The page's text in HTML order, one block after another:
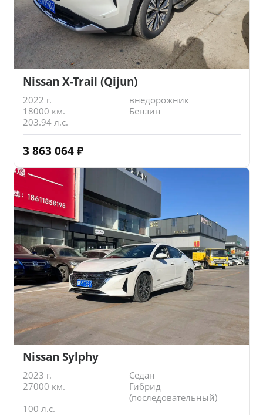
Nissan X-Trail (Qijun)
2022 г.
внедорожник
18000 км.
Бензин
203.94 л.с.
3 863 064 ₽
Nissan Sylphy
2023 г.
Седан
27000 км.
Гибрид
(последовательный)
100 л.с.